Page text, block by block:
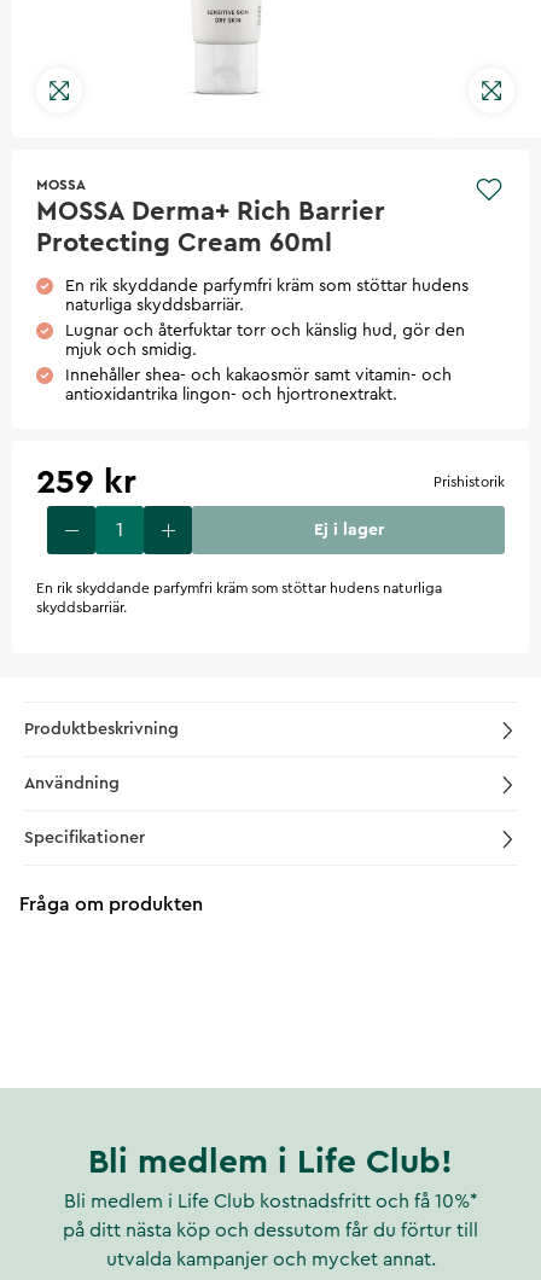
MOSSA
MOSSA Derma+ Rich Barrier
Protecting Cream 60ml
En rik skyddande parfymfri kräm som stöttar hudens
naturliga skyddsbarriär.
Lugnar och återfuktar torr och känslig hud, gör den
mjuk och smidig.
Innehåller shea- och kakaosmör samt vitamin- och
antioxidantrika lingon- och hjortronextrakt.
259 kr Prishistorik
Ej i lager
En rik skyddande parfymfri kräm som stöttar hudens naturliga
skyddsbarriär.
Produktbeskrivning
Användning
Specifikationer
Fråga om produkten
Bli medlem i Life Club!
Bli medlem i Life Club kostnadsfritt och få 10%*
på ditt nästa köp och dessutom får du förtur till
utvalda kampanjer och mycket annat.